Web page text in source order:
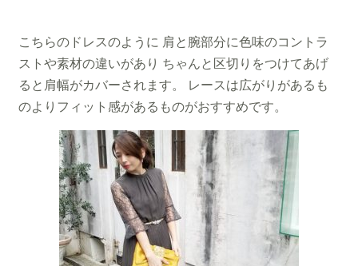
こちらのドレスのように 肩と腕部分に色味のコントラ
ストや素材の違いがあり ちゃんと区切りをつけてあげ
ると肩幅がカバーされます。 レースは広がりがあるも
のよりフィット感があるものがおすすめです。